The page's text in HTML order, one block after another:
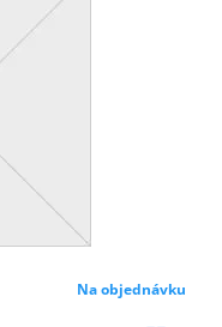
Na objednávku